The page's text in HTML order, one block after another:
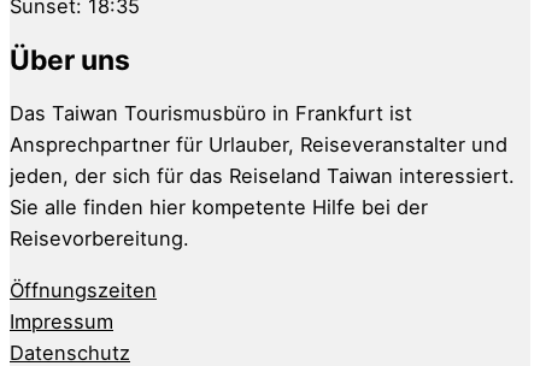
Sunset: 18:35
Über uns
Das Taiwan Tourismusbüro in Frankfurt ist
Ansprechpartner für Urlauber, Reiseveranstalter und
jeden, der sich für das Reiseland Taiwan interessiert.
Sie alle finden hier kompetente Hilfe bei der
Reisevorbereitung.
Öffnungszeiten
Impressum
Datenschutz